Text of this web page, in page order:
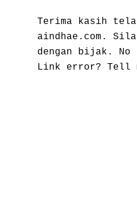
Terima kasih
aindhae.com.
dengan bijak. No
Link error? Tell